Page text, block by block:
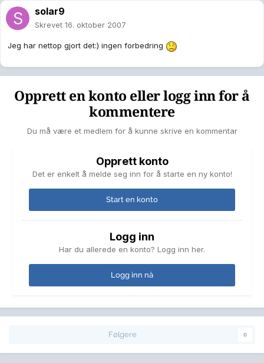
solar9
Skrevet 16. oktober 2007
Jeg har nettop gjort det:) ingen forbedring
Opprett en konto eller logg inn for å
kommentere
Du må være et medlem for å kunne skrive en kommentar
Opprett konto
Det er enkelt å melde seg inn for å starte en ny konto!
Start en konto
Logg inn
Har du allerede en konto? Logg inn her.
Logg inn nå
Følgere 0